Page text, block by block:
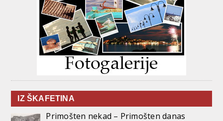
IZ ŠKAFETINA
Primošten nekad – Primošten danas